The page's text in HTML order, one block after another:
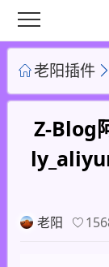
老阳插件
Z-Blog
老阳